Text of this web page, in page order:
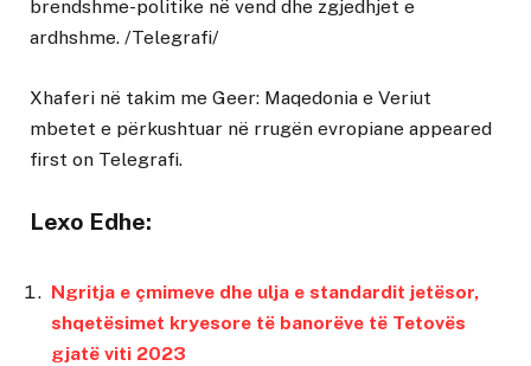
brendshme-politike në vend dhe zgjedhjet e
ardhshme. /Telegrafi/
Xhaferi në takim me Geer: Maqedonia e Veriut
mbetet e përkushtuar në rrugën evropiane appeared
first on Telegrafi.
Lexo Edhe:
Ngritja e çmimeve dhe ulja e standardit jetësor,
shqetësimet kryesore të banorëve të Tetovës
gjatë viti 2023